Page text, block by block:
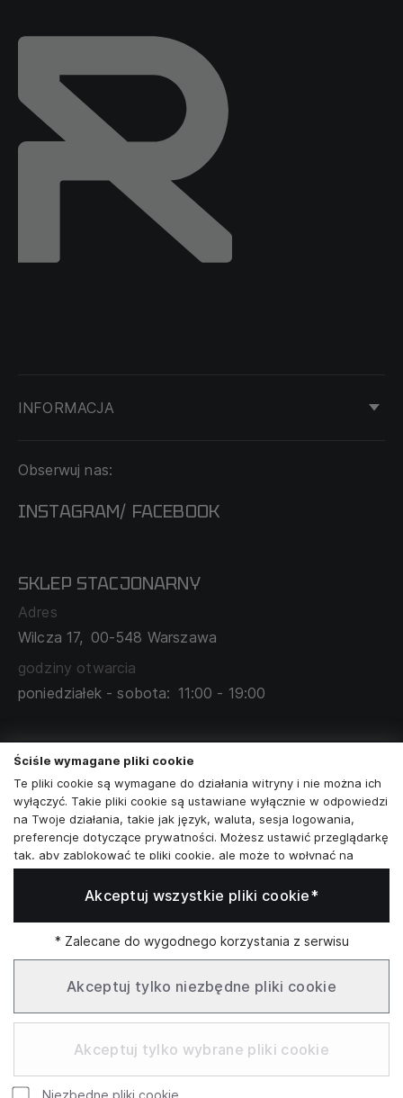
INFORMACJA
DOSTAWA I PŁATNOŚĆ
O NAS
MAPA SERWISU
ZAMÓWIENIA KORPORACYJNE
WSPÓŁPRACA Z PARTNERAMI
Obserwuj nas:
INSTAGRAM/ FACEBOOK
SKLEP STACJONARNY
Adres
Wilcza 17, 00-548 Warszawa
godziny otwarcia
poniedziałek - sobota: 11:00 - 19:00
Skontaktuj się z nami
+48573581161
info@reytel.pl
Skontaktuj się z nami:
Whatsapp
Infolinia: Pn–Pt 09:00–17:00
Ściśle wymagane pliki cookie
Te pliki cookie są wymagane do działania witryny i nie można ich
wyłączyć. Takie pliki cookie są ustawiane wyłącznie w odpowiedzi
na Twoje działania, takie jak język, waluta, sesja logowania,
preferencje dotyczące prywatności. Możesz ustawić przeglądarkę
tak, aby zablokować te pliki cookie, ale może to wpłynąć na
sposób działania naszej witryny.
Analizy i statystyki
Marketing i retargeting
Te pliki cookie są zwykle ustawiane przez naszych partnerów
marketingowych i reklamowych. Mogą być przez nich
wykorzystywane do tworzenia profilu Twoich zainteresowań, a
następnie wyświetlania odpowiednich reklam. Jeśli nie zezwolisz
Twoich interesów.
Funkcjonalne pliki cookie
Akceptuj wszystkie pliki cookie*
* Zalecane do wygodnego korzystania z serwisu
Akceptuj tylko niezbędne pliki cookie
Akceptuj tylko wybrane pliki cookie
Niezbędne pliki cookie